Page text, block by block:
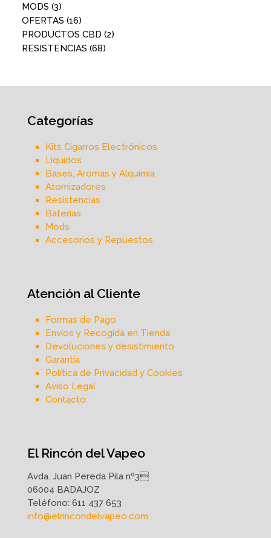
MODS (3)
OFERTAS (16)
PRODUCTOS CBD (2)
RESISTENCIAS (68)
Categorías
Kits Cigarros Electrónicos
Líquidos
Bases, Aromas y Alquimia
Atomizadores
Resistencias
Baterías
Mods
Accesorios y Repuestos
Atención al Cliente
Formas de Pago
Envíos y Recogida en Tienda
Devoluciones y desistimiento
Garantía
Política de Privacidad y Cookies
Aviso Legal
Contacto
El Rincón del Vapeo
Avda. Juan Pereda Pila nº3
06004 BADAJOZ
Teléfono: 611 437 653
info@elrincondelvapeo.com